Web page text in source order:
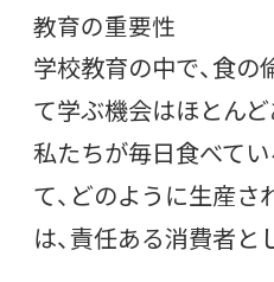
教育の重要性
学校教育の中で、食
て学ぶ機会はほとんど
私たちが毎日食べて
て、どのように生産
は、責任ある消費者と